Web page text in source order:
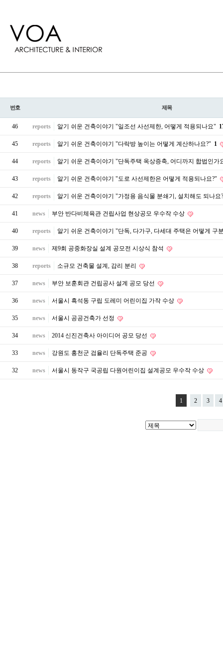
번호 제목
46 reports 알기 쉬운 건축이야기 "일조선 사선제한, 어떻게 적용되나요"
45 reports 알기 쉬운 건축이야기 "다락방 높이는 어떻게 계산하나요?" 1
44 reports 알기 쉬운 건축이야기 "단독주택 옥상증축, 어디까지 합법인가
43 reports 알기 쉬운 건축이야기 "도로 사선제한은 어떻게 적용되나요?"
42 reports 알기 쉬운 건축이야기 "가정용 음식물 분쇄기, 설치해도 되나
41 news 부안 반다비체육관 건립사업 현상공모 우수작 수상
40 reports 알기 쉬운 건축이야기 "단독, 다가구, 다세대 주택은 어떻게 구
39 news 제9회 공중화장실 설계 공모전 시상식 참석
38 reports 소규모 건축물 설계, 감리 분리
37 news 부안 보훈회관 건립공사 설계 공모 당선
36 news 서울시 흑석동 구립 도레미 어린이집 가작 수상
35 news 서울시 공공건축가 선정
34 news 2014 신진건축사 아이디어 공모 당선
33 news 강원도 홍천군 검율리 단독주택 준공
32 news 서울시 동작구 국공립 다원어린이집 설계공모 우수작 수상
1 2 3 4